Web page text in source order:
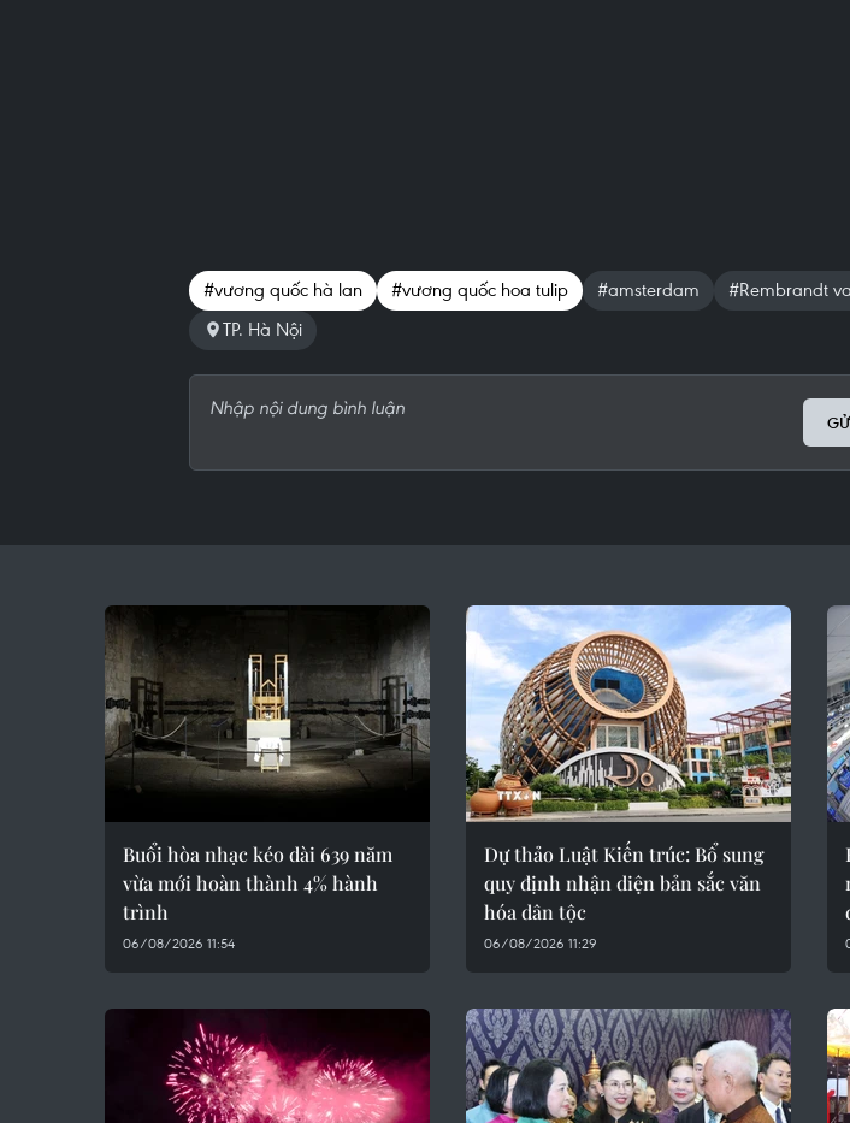
#vương quốc hà lan #vương quốc hoa tulip #amsterdam
#Rembrandt
TP. Hà Nội
Buổi hòa nhạc kéo dài 639 năm
vừa mới hoàn thành 4% hành
trình
06/08/2026 11:54
Dự thảo Luật Kiến trúc: Bổ sung
quy định nhận diện bản sắc văn
hóa dân tộc
06/08/2026 11:29